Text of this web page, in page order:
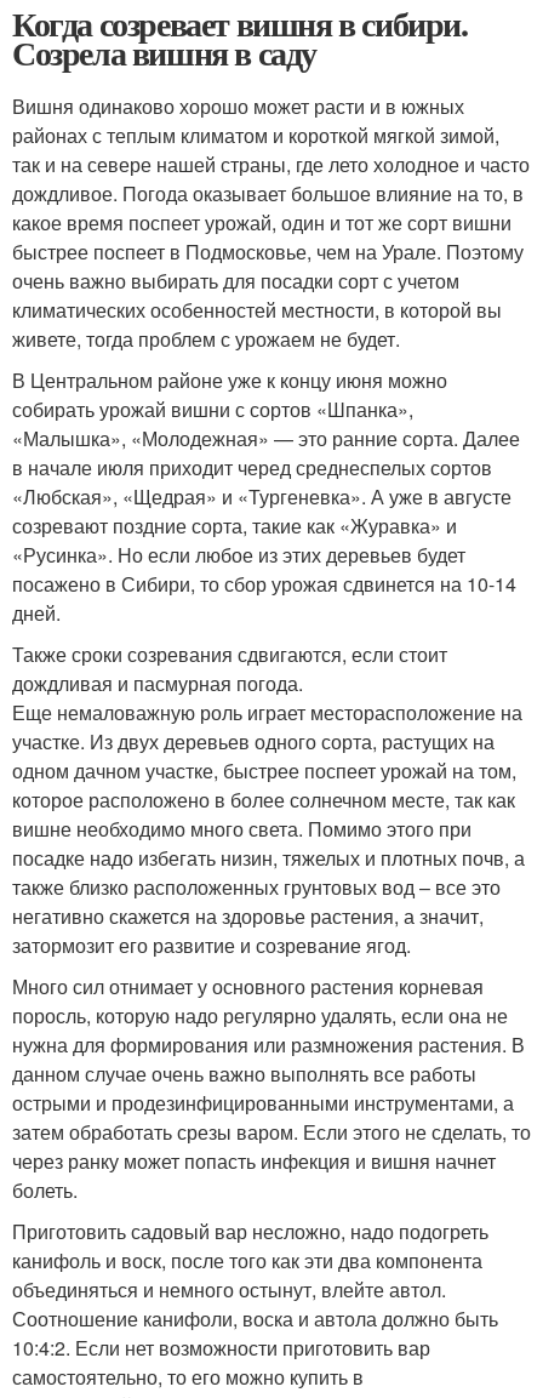
Когда созревает вишня в сибири.
Созрела вишня в саду
Вишня одинаково хорошо может расти и в южных
районах с теплым климатом и короткой мягкой зимой,
так и на севере нашей страны, где лето холодное и часто
дождливое. Погода оказывает большое влияние на то, в
какое время поспеет урожай, один и тот же сорт вишни
быстрее поспеет в Подмосковье, чем на Урале. Поэтому
очень важно выбирать для посадки сорт с учетом
климатических особенностей местности, в которой вы
живете, тогда проблем с урожаем не будет.
В Центральном районе уже к концу июня можно
собирать урожай вишни с сортов «Шпанка»,
«Малышка», «Молодежная» — это ранние сорта. Далее
в начале июля приходит черед среднеспелых сортов
«Любская», «Щедрая» и «Тургеневка». А уже в августе
созревают поздние сорта, такие как «Журавка» и
«Русинка». Но если любое из этих деревьев будет
посажено в Сибири, то сбор урожая сдвинется на 10-14
дней.
Также сроки созревания сдвигаются, если стоит
дождливая и пасмурная погода.
Еще немаловажную роль играет месторасположение на
участке. Из двух деревьев одного сорта, растущих на
одном дачном участке, быстрее поспеет урожай на том,
которое расположено в более солнечном месте, так как
вишне необходимо много света. Помимо этого при
посадке надо избегать низин, тяжелых и плотных почв, а
также близко расположенных грунтовых вод – все это
негативно скажется на здоровье растения, а значит,
затормозит его развитие и созревание ягод.
Много сил отнимает у основного растения корневая
поросль, которую надо регулярно удалять, если она не
нужна для формирования или размножения растения. В
данном случае очень важно выполнять все работы
острыми и продезинфицированными инструментами, а
затем обработать срезы варом. Если этого не сделать, то
через ранку может попасть инфекция и вишня начнет
болеть.
Приготовить садовый вар несложно, надо подогреть
канифоль и воск, после того как эти два компонента
объединяться и немного остынут, влейте автол.
Соотношение канифоли, воска и автола должно быть
10:4:2. Если нет возможности приготовить вар
самостоятельно, то его можно купить в